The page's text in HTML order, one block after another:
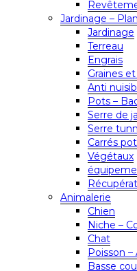
Jardinage –
Jardinage
Terreau
Engrais
Graines
Anti
Pots –
Serre de
Serre
Carrés
Végétaux
Animalerie
Chien
Niche –
Chat
Poisson
Basse